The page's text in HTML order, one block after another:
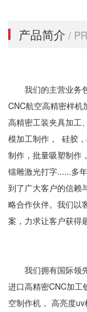
产品简介/
我们的主营业务包
CNC航空高精密样机
高精密工装夹具加工
模加工制作， 硅胶
制作，批量吸塑制作
镭雕激光打字......多
到了广大客户的信赖
略合作伙伴。我们以
案，力求让客户获得
我们拥有国际领先
进口高精密CNC加工
空制作机， 高亮度